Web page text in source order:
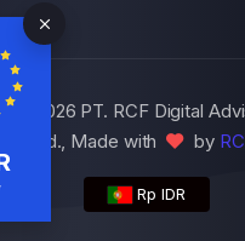
© 2026 PT. RCF Digital
Made with
by
Rp IDR